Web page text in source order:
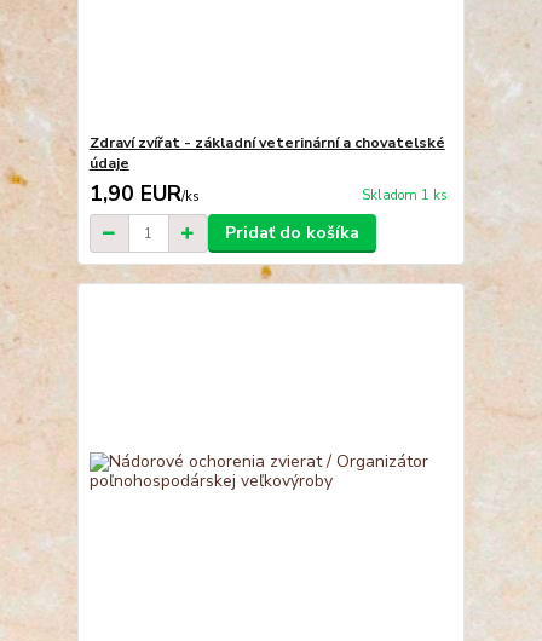
Zdraví zvířat - základní veterinární a chovatelské
údaje
1,90 EUR/ks Skladom 1 ks
Pridať do košíka